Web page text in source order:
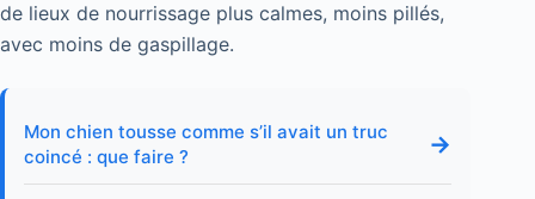
de lieux de nourrissage plus calmes, moins pillés,
avec moins de gaspillage.
Mon chien tousse comme s’il avait un truc
coincé : que faire ?
→